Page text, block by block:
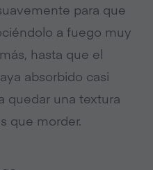
para que
a fuego muy
hasta que el
absorbido casi
quedar una textura
que morder.